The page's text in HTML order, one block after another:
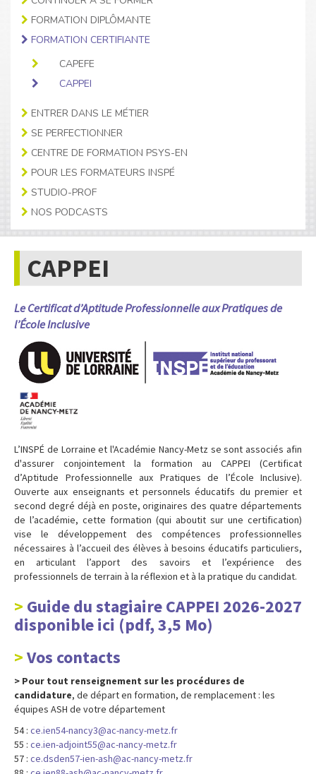
FORMATION DIPLÔMANTE
FORMATION CERTIFIANTE
CAPEFE
CAPPEI
ENTRER DANS LE MÉTIER
SE PERFECTIONNER
CENTRE DE FORMATION PSYS-EN
POUR LES FORMATEURS INSPÉ
STUDIO-PROF
NOS PODCASTS
CAPPEI
Le Certificat d’Aptitude Professionnelle aux Pratiques de
l’École Inclusive
L’INSPÉ de Lorraine et l'Académie Nancy-Metz se sont associés afin
d'assurer conjointement la formation au CAPPEI (Certificat
d’Aptitude Professionnelle aux Pratiques de l’École Inclusive).
Ouverte aux enseignants et personnels éducatifs du premier et
second degré déjà en poste, originaires des quatre départements
de l’académie, cette formation (qui aboutit sur une certification)
vise le développement des compétences professionnelles
nécessaires à l’accueil des élèves à besoins éducatifs particuliers,
en articulant l’apport des savoirs et l’expérience des
professionnels de terrain à la réflexion et à la pratique du candidat.
Guide du stagiaire CAPPEI 2026-2027
disponible ici (pdf, 3,5 Mo)
Vos contacts
> Pour tout renseignement sur les procédures de
candidature, de départ en formation, de remplacement : les
équipes ASH de votre département
54 : ce.ien54-nancy3@ac-nancy-metz.fr
55 : ce.ien-adjoint55@ac-nancy-metz.fr
57 : ce.dsden57-ien-ash@ac-nancy-metz.fr